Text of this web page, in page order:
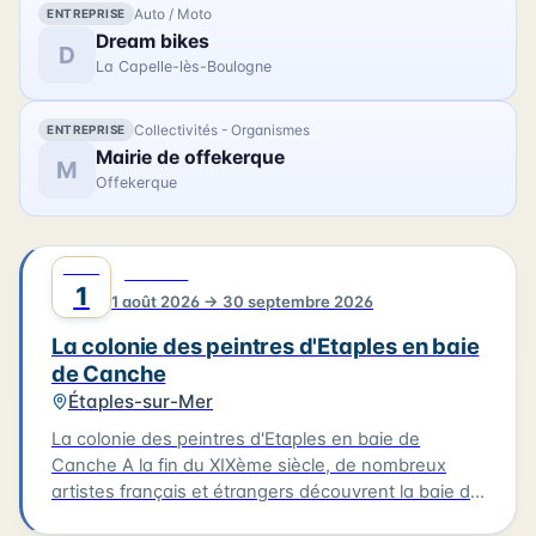
lieu au musée de Berck-sur-Mer le 01/08/2026.
ENTREPRISE Auto / Moto
D Dream bikes
La Capelle-lès-Boulogne
ENTREPRISE Collectivités - Organismes
M Mairie de offekerque
Offekerque
1 1 août 2026 → 30 septembre 2026
La colonie des peintres d'Etaples en baie
de Canche
Étaples-sur-Mer
La colonie des peintres d'Etaples en baie de
Canche A la fin du XIXème siècle, de nombreux
artistes français et étrangers découvrent la baie de